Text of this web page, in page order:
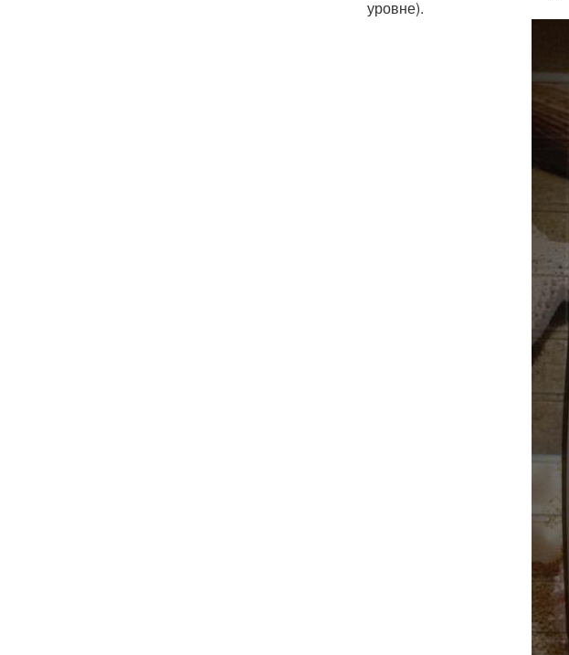
уровне).